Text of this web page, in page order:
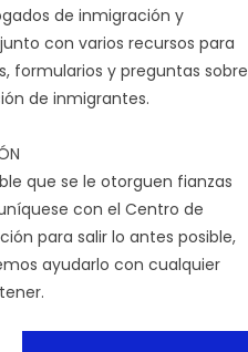
de inmigración y
con varios recursos para
formularios y preguntas sobre
de inmigrantes.
que se le otorguen fianzas
con el Centro de
para salir lo antes posible,
ayudarlo con cualquier